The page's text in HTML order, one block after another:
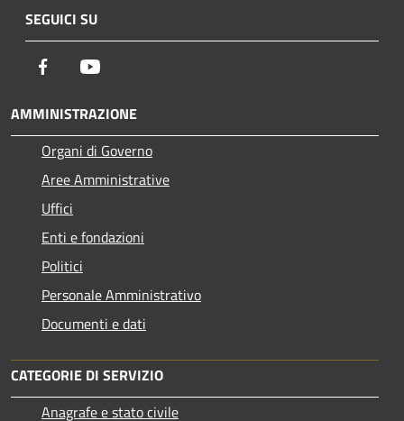
SEGUICI SU
Facebook
AMMINISTRAZIONE
Organi di Governo
Aree Amministrative
Uffici
Enti e fondazioni
Politici
Personale Amministrativo
Documenti e dati
CATEGORIE DI SERVIZIO
Anagrafe e stato civile